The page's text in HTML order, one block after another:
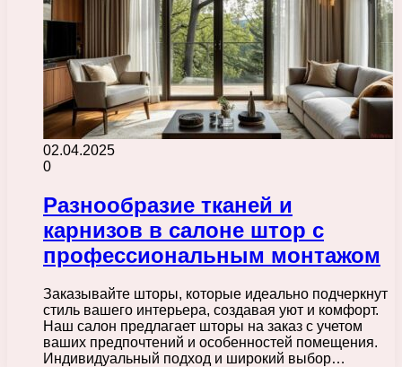
02.04.2025
0
Разнообразие тканей и
карнизов в салоне штор с
профессиональным монтажом
Заказывайте шторы, которые идеально подчеркнут
стиль вашего интерьера, создавая уют и комфорт.
Наш салон предлагает шторы на заказ с учетом
ваших предпочтений и особенностей помещения.
Индивидуальный подход и широкий выбор…